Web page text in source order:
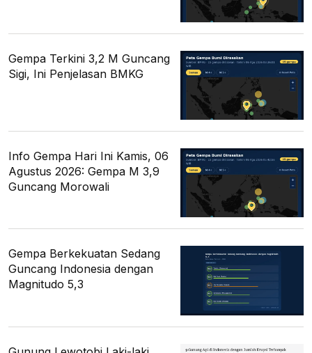
Gempa Terkini 3,2 M Guncang
Sigi, Ini Penjelasan BMKG
Info Gempa Hari Ini Kamis, 06
Agustus 2026: Gempa M 3,9
Guncang Morowali
Gempa Berkekuatan Sedang
Guncang Indonesia dengan
Magnitudo 5,3